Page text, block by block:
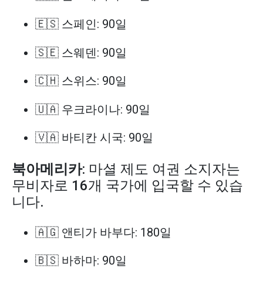
🇪🇸 스페인: 90일
🇸🇪 스웨덴: 90일
🇨🇭 스위스: 90일
🇺🇦 우크라이나: 90일
🇻🇦 바티칸 시국: 90일
북아메리카: 마셜 제도 여권 소지자는
무비자로 16개 국가에 입국할 수 있습
니다.
🇦🇬 앤티가 바부다: 180일
🇧🇸 바하마: 90일